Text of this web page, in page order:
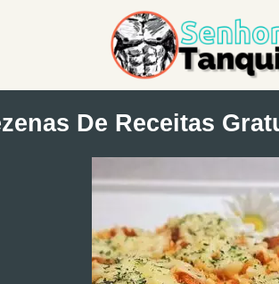
De Receitas